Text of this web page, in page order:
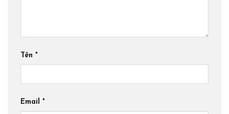
Tên *
Email *